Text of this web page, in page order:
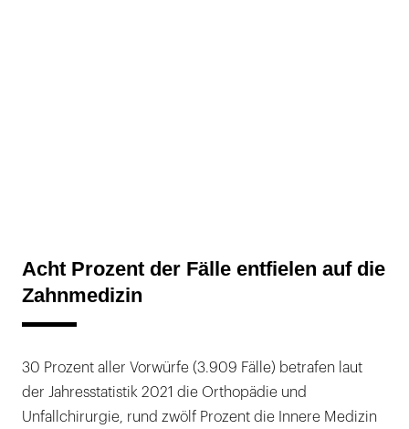
Acht Prozent der Fälle entfielen auf die
Zahnmedizin
30 Prozent aller Vorwürfe (3.909 Fälle) betrafen laut
der Jahresstatistik 2021 die Orthopädie und
Unfallchirurgie, rund zwölf Prozent die Innere Medizin